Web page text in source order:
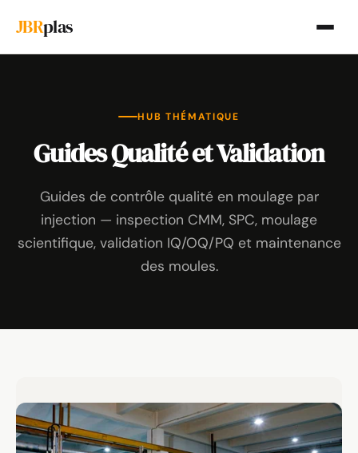
JBRplas
HUB THÉMATIQUE
Guides Qualité et Validation
Guides de contrôle qualité en moulage par
injection — inspection CMM, SPC, moulage
scientifique, validation IQ/OQ/PQ et maintenance
des moules.